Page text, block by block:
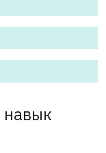
навык